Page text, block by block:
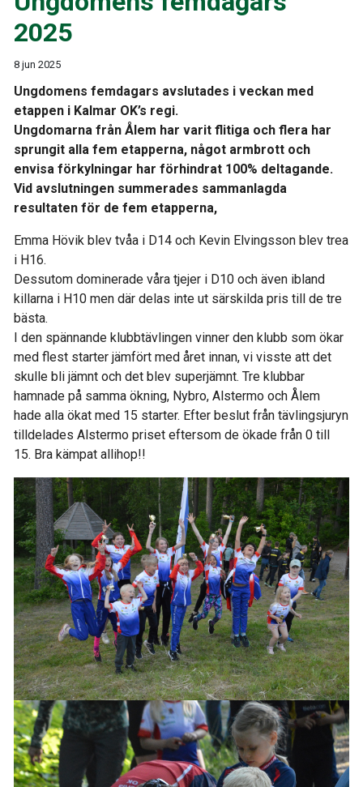
2025
8 jun 2025
Ungdomens femdagars avslutades i veckan med
etappen i Kalmar OK’s regi.
Ungdomarna från Ålem har varit flitiga och flera har
sprungit alla fem etapperna, något armbrott och
envisa förkylningar har förhindrat 100% deltagande.
Vid avslutningen summerades sammanlagda
resultaten för de fem etapperna,
Emma Hövik blev tvåa i D14 och Kevin Elvingsson blev trea
i H16.
Dessutom dominerade våra tjejer i D10 och även ibland
killarna i H10 men där delas inte ut särskilda pris till de tre
bästa.
I den spännande klubbtävlingen vinner den klubb som ökar
med flest starter jämfört med året innan, vi visste att det
skulle bli jämnt och det blev superjämnt. Tre klubbar
hamnade på samma ökning, Nybro, Alstermo och Ålem
hade alla ökat med 15 starter. Efter beslut från tävlingsjuryn
tilldelades Alstermo priset eftersom de ökade från 0 till
15. Bra kämpat allihop!!